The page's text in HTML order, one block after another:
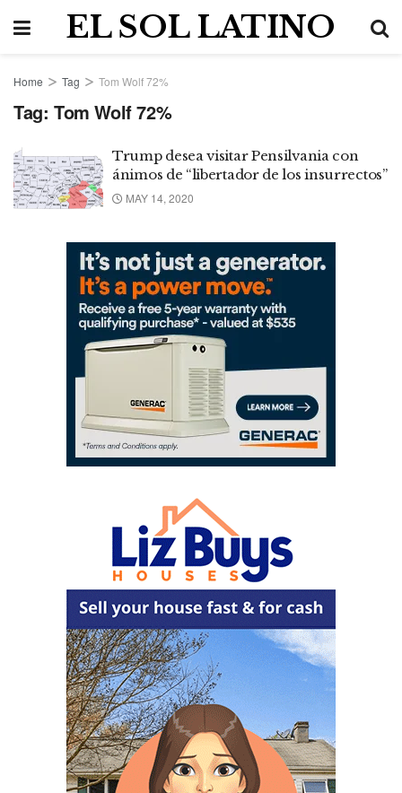
EL SOL LATINO
Home Tag Tom Wolf 72%
Tag: Tom Wolf 72%
Trump desea visitar Pensilvania con
ánimos de “libertador de los insurrectos”
MAY 14, 2020